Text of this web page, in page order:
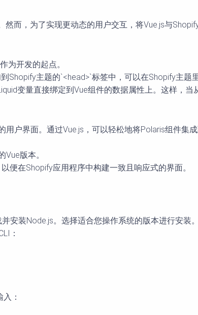
而，为了实现更动态的用户交互，将Vue.js与
为开发的起点。
Shopify主题的`<head>`标签中，可以在Shopify主题
变量直接绑定到Vue组件的数据属性上。这样，
户界面。通过Vue.js，可以轻松地将Polaris组件集
版本。
便在Shopify应用程序中构建一致且响应式的界面。
安装Node.js。选择适合您操作系统的版本进行安装
：
：